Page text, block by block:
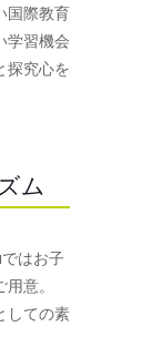
国際教育
学習機会
探究心を
ム
はお子
意。
しての素